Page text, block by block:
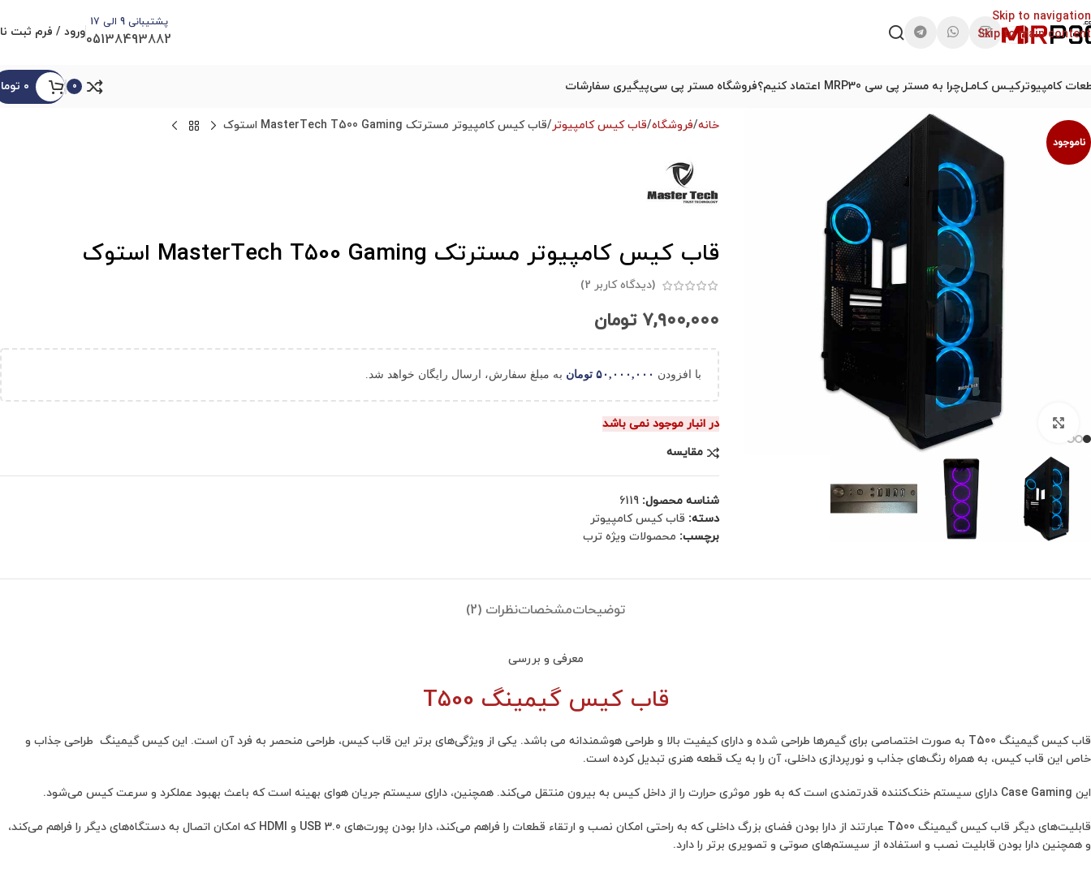
Skip to navigation
Skip to main content
پشتیبانی 9 الی 17
05138493882ورود / فرم ثبت
کامپیوترکیـس کـامـلچرا به مستر پی سی MRP30 اعتماد کنیم؟ فروشگاه مستر پی سیپیگیری سفارشات 0 ۰
ناموجود
برای بزرگنمایی کلیک کنید
خانه فروشگاه قاب کیس کامپیوتر قاب کیس کامپیوتر مسترتک MasterTech T500 Gaming استوک
قاب کیس کامپیوتر مسترتک MasterTech T500 Gaming استوک
(دیدگاه کاربر 2
)
۷,۹۰۰,۰۰۰ تومان
با افزودن ۵۰,۰۰۰,۰۰۰ تومان به مبلغ سفارش، ارسال رایگان خواهد شد.
در انبار موجود نمی باشد
مقایسه
شناسه محصول: 6119
دسته: قاب کیس کامپیوتر
برچسب: محصولات ویژه ترب
توضیحاتمشخصاتنظرات (2)
معرفی و بررسی
قاب کیس گیمینگ T500
قاب کیس گیمینگ T500 به صورت اختصاصی برای گیمرها طراحی شده و دارای کیفیت بالا و طراحی هوشمندانه می باشد. یکی از ویژگی‌های برتر این قاب کیس، طراحی منحصر به فرد آن است. این کیس گیمینگ طراحی جذاب و
خاص این قاب کیس، به همراه رنگ‌های جذاب و نورپردازی داخلی، آن را به یک قطعه هنری تبدیل کرده است.
این Case Gaming دارای سیستم خنک‌کننده قدرتمندی است که به طور موثری حرارت را از داخل کیس به بیرون منتقل می‌کند. همچنین، دارای سیستم جریان هوای بهینه است که باعث بهبود عملکرد و سرعت کیس می‌شود.
قابلیت‌های دیگر قاب کیس گیمینگ T500 عبارتند از دارا بودن فضای بزرگ داخلی که به راحتی امکان نصب و ارتقاء قطعات را فراهم می‌کند، دارا بودن پورت‌های USB 3.0 و HDMI که امکان اتصال به دستگاه‌های دیگر را فراهم می‌کند،
و همچنین دارا بودن قابلیت نصب و استفاده از سیستم‌های صوتی و تصویری برتر را دارد.